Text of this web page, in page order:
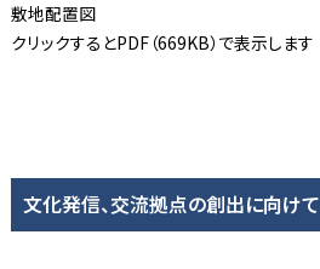
敷地配置図
クリックするとPDF（669KB）で表示します
文化発信、交流拠点の創出に向けて